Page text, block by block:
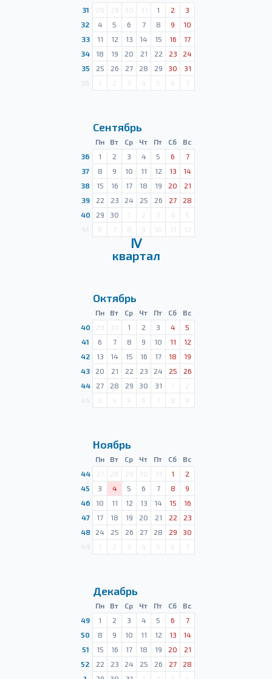
31
28 29 30 31 1 2
3
32
4 5 6 7 8 9
10
33
11 12 13 14 15 16
17
34
18 19 20 21 22 23
24
35
25 26 27 28 29 30
31
1 2 3 4 5 6 7
Сентябрь
Пн Вт Ср Чт Пт Сб
Вс
36
1 2 3 4 5 6
7
37
8 9 10 11 12 13
14
38
15 16 17 18 19 20
21
39
22 23 24 25 26 27
28
40
29 30 1 2 3 4
5
6 7 8 9 10 11 12
Ⅳ
квартал
Октябрь
Пн Вт Ср Чт Пт Сб
Вс
40
29 30 1 2 3 4
5
41
6 7 8 9 10 11
12
42
13 14 15 16 17 18
19
43
20 21 22 23 24 25
26
44
27 28 29 30 31 1
2
3 4 5 6 7 8 9
Ноябрь
Пн Вт Ср Чт Пт Сб
Вс
44
27 28 29 30 31 1
2
45
3 4 5 6 7 8
9
46
10 11 12 13 14 15
16
47
17 18 19 20 21 22
23
48
24 25 26 27 28 29
30
1 2 3 4 5 6 7
Декабрь
Пн Вт Ср Чт Пт Сб
Вс
49
1 2 3 4 5 6
7
50
8 9 10 11 12 13
14
51
15 16 17 18 19 20
21
52
22 23 24 25 26 27
28